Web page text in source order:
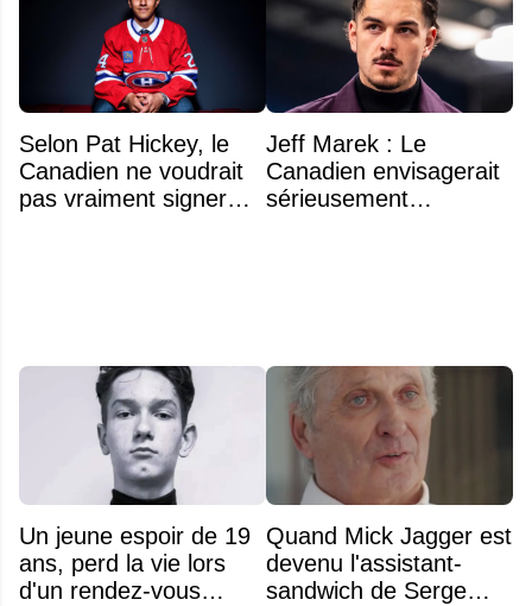
Selon Pat Hickey, le
Canadien ne voudrait
pas vraiment signer
Jeff Marek : Le
Canadien envisagerait
sérieusement
Un jeune espoir de 19
ans, perd la vie lors
d'un rendez-vous
Quand Mick Jagger est
devenu l'assistant-
sandwich de Serge